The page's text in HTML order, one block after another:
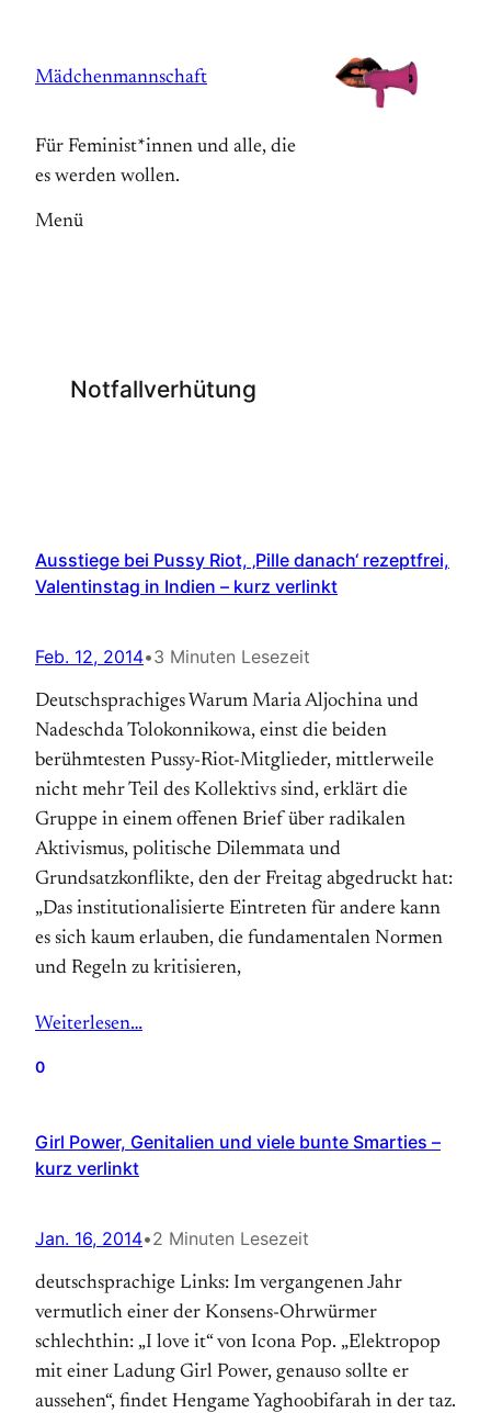
springen
Mädchenmannschaft
Für Feminist*innen und alle, die
es werden wollen.
Menü
Notfallverhütung
Ausstiege bei Pussy Riot, ‚Pille danach‘ rezeptfrei,
Valentinstag in Indien – kurz verlinkt
Feb. 12, 2014•3 Minuten Lesezeit
Deutschsprachiges Warum Maria Aljochina und
Nadeschda Tolokonnikowa, einst die beiden
berühmtesten Pussy-Riot-Mitglieder, mittlerweile
nicht mehr Teil des Kollektivs sind, erklärt die
Gruppe in einem offenen Brief über radikalen
Aktivismus, politische Dilemmata und
Grundsatzkonflikte, den der Freitag abgedruckt hat:
„Das institutionalisierte Eintreten für andere kann
es sich kaum erlauben, die fundamentalen Normen
und Regeln zu kritisieren,
Weiterlesen…
0
Girl Power, Genitalien und viele bunte Smarties –
kurz verlinkt
Jan. 16, 2014•2 Minuten Lesezeit
deutschsprachige Links: Im vergangenen Jahr
vermutlich einer der Konsens-Ohrwürmer
schlechthin: „I love it“ von Icona Pop. „Elektropop
mit einer Ladung Girl Power, genauso sollte er
aussehen“, findet Hengame Yaghoobifarah in der taz.